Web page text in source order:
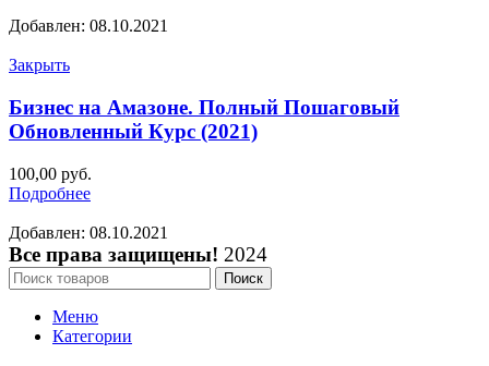
Добавлен: 08.10.2021
Закрыть
Бизнес на Амазоне. Полный Пошаговый
Обновленный Курс (2021)
100,00 руб.
Подробнее
Добавлен: 08.10.2021
Все права защищены! 2024
Поиск
Меню
Категории